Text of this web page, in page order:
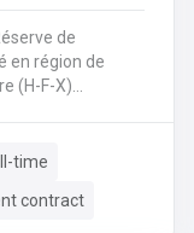
de
en région de
(H-F-X)
long terme?
time
contract